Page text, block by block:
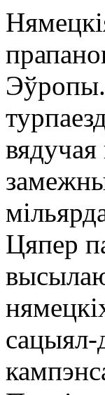
вядучая
Цяпер
сацыял-